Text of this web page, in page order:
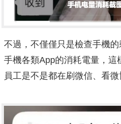
不過，不僅僅只是檢查手機
手機各類App的消耗電量，這
員工是不是都在刷微信、看微